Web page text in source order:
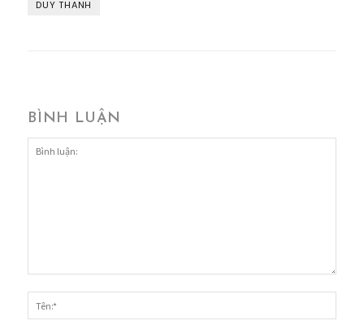
DUY THANH
BÌNH LUẬN
luận: